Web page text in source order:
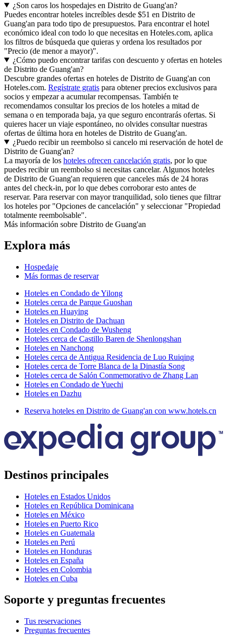
¿Son caros los hospedajes en Distrito de Guang'an?
Puedes encontrar hoteles increíbles desde $51 en Distrito de
Guang'an para todo tipo de presupuestos. Para encontrar el hotel
económico ideal con todo lo que necesitas en Hoteles.com, aplica
los filtros de búsqueda que quieras y ordena los resultados por
"Precio (de menor a mayor)".
¿Cómo puedo encontrar tarifas con descuento y ofertas en hoteles
de Distrito de Guang'an?
Descubre grandes ofertas en hoteles de Distrito de Guang'an con
Hoteles.com. Regístrate gratis para obtener precios exclusivos para
socios y empezar a acumular recompensas. También te
recomendamos consultar los precios de los hoteles a mitad de
semana o en temporada baja, ya que seguro encontrarás ofertas. Si
quieres hacer un viaje espontáneo, no olvides consultar nuestras
ofertas de última hora en hoteles de Distrito de Guang'an.
¿Puedo recibir un reembolso si cancelo mi reservación de hotel de
Distrito de Guang'an?
La mayoría de los hoteles ofrecen cancelación gratis, por lo que
puedes recibir un reembolso si necesitas cancelar. Algunos hoteles
de Distrito de Guang'an requieren que canceles más de 24 horas
antes del check-in, por lo que debes corroborar esto antes de
reservar. Para reservar con mayor tranquilidad, solo tienes que filtrar
los hoteles por "Opciones de cancelación" y seleccionar "Propiedad
totalmente reembolsable".
Más información sobre Distrito de Guang'an
Explora más
Hospedaje
Más formas de reservar
Hoteles en Condado de Yilong
Hoteles cerca de Parque Guoshan
Hoteles en Huaying
Hoteles en Distrito de Dachuan
Hoteles en Condado de Wusheng
Hoteles cerca de Castillo Baren de Shenlongshan
Hoteles en Nanchong
Hoteles cerca de Antigua Residencia de Luo Ruiqing
Hoteles cerca de Torre Blanca de la Dinastía Song
Hoteles cerca de Salón Conmemorativo de Zhang Lan
Hoteles en Condado de Yuechi
Hoteles en Dazhu
Reserva hoteles en Distrito de Guang'an con www.hotels.cn
Destinos principales
Hoteles en Estados Unidos
Hoteles en República Dominicana
Hoteles en México
Hoteles en Puerto Rico
Hoteles en Guatemala
Hoteles en Perú
Hoteles en Honduras
Hoteles en España
Hoteles en Colombia
Hoteles en Cuba
Soporte y preguntas frecuentes
Tus reservaciones
Preguntas frecuentes